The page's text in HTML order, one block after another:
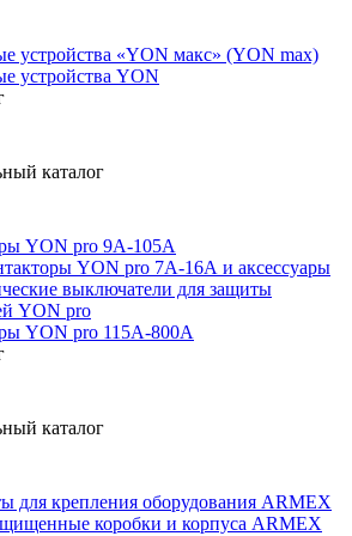
устройства «YON макс» (YON max)
устройства YON
каталог
YON pro 9А-105А
YON pro 7А-16А и аксессуары
выключатели для защиты
YON pro
YON pro 115А-800А
каталог
для крепления оборудования ARMEX
коробки и корпуса ARMEX